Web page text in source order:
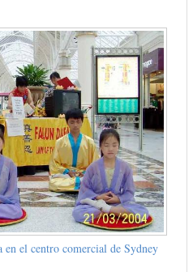
en el centro comercial de Sydney